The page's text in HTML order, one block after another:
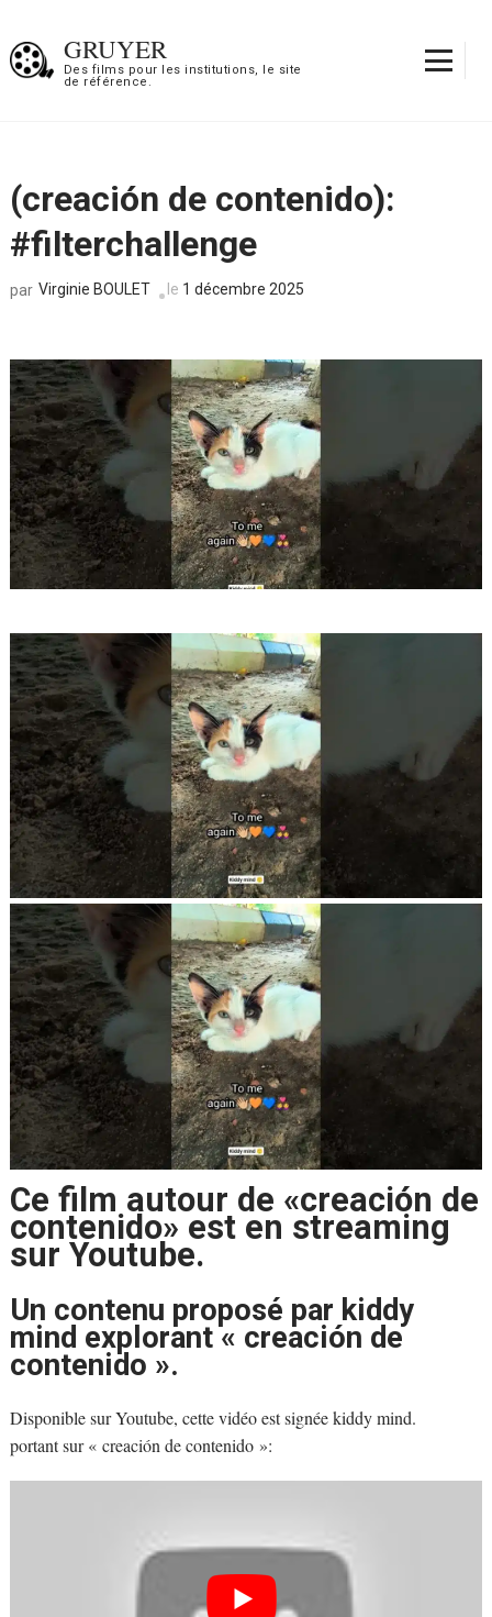
contenu
GRUYER
Des films pour les institutions, le site
de référence.
(creación de contenido):
#filterchallenge
par Virginie BOULET le 1 décembre 2025
Ce film autour de «creación de
contenido» est en streaming
sur Youtube.
Un contenu proposé par kiddy
mind explorant « creación de
contenido ».
Disponible sur Youtube, cette vidéo est signée kiddy mind.
portant sur « creación de contenido »: